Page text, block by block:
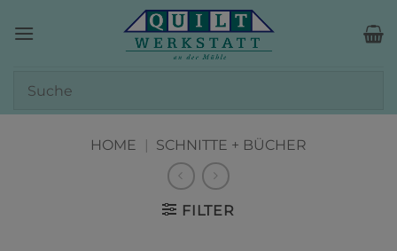
Inhalt
HOME | SCHNITTE + BÜCHER
FILTER